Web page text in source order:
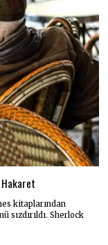
Hakaret
kitaplarından
sızdırıldı. Sherlock